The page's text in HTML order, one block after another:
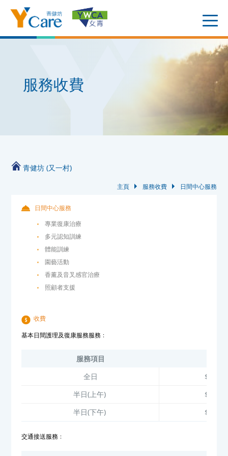
服務收費
青健坊 (又一村)
主頁 服務收費 日間中心服務
日間中心服務
專業復康治療
多元認知訓練
體能訓練
園藝活動
香薰及音叉感官治療
照顧者支援
收費
基本日間護理及復康服務服務﹕
服務項目
全日
$750/
半日(上午)
$490/
半日(下午)
$410/
交通接送服務﹕